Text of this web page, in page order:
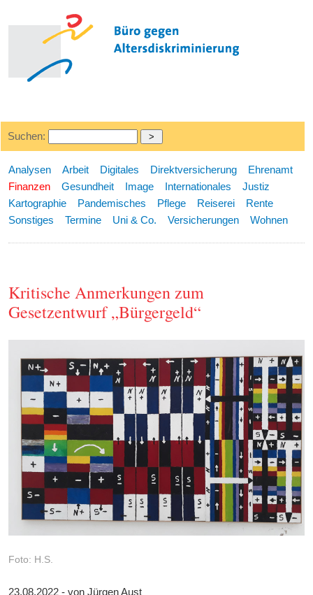
Suchen:
Analysen Arbeit Digitales Direktversicherung
Ehrenamt
Finanzen
Gesundheit Image Internationales
Justiz
Kartographie
Pandemisches Pflege Reiserei
Rente
Sonstiges
Termine Uni & Co. Versicherungen Wohnen
Kritische Anmerkungen zum
Gesetzentwurf „Bürgergeld“
Foto: H.S.
23.08.2022 - von Jürgen Aust